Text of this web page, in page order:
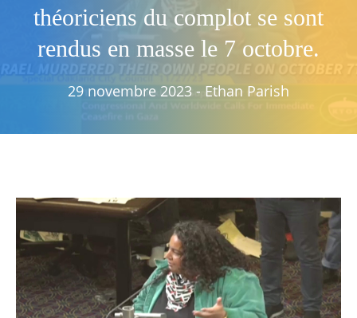
théoriciens du complot se sont
rendus en masse le 7 octobre.
29 novembre 2023 - Ethan Parish